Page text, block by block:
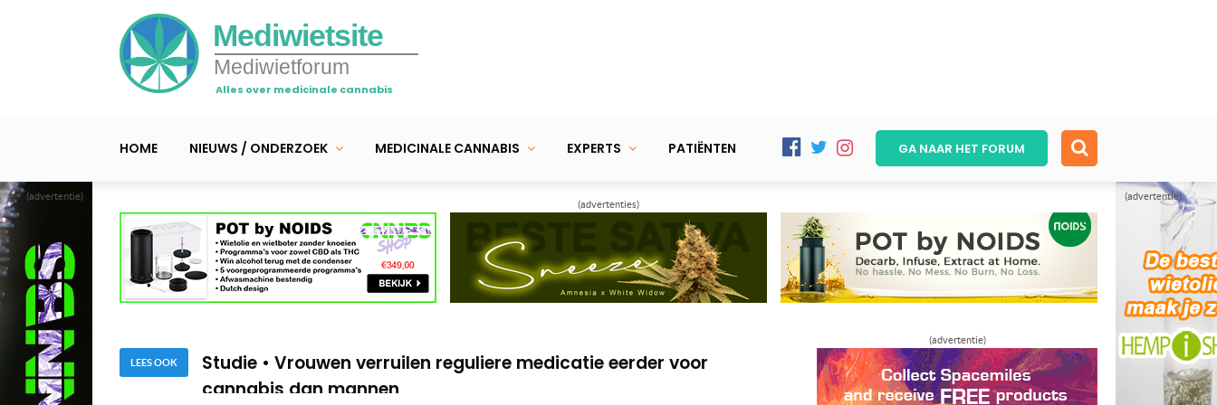
(advertentie) (advertentie)
Mediwietsite
Mediwietforum
Alles over medicinale cannabis
HOME NIEUWS / ONDERZOEK MEDICINALE CANNABIS EXPERTS PATIËNTEN GA NAAR HET FORUM
(advertenties)
LEES OOK
Studie • Cannabis ook op lange termijn effectief bij chronische pijn
De 5 spraakmakendste cannabis onderzoeken van 2020
Studie • Cannabis ook op lange termijn effectief bij chronische pijn
(advertentie)